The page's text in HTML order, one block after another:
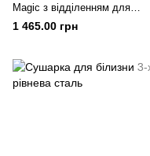
Magic з відділенням для
шкарпеток 20,1 *56 h90 Сталь
1 465.00 грн